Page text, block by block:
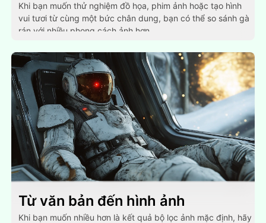
Khi bạn muốn thử nghiệm đồ họa, phim ảnh hoặc tạo hình
vui tươi từ cùng một bức chân dung, bạn có thể so sánh gà
rán với nhiều phong cách ảnh hơn.
Từ văn bản đến hình ảnh
Khi bạn muốn nhiều hơn là kết quả bộ lọc ảnh mặc định, hãy